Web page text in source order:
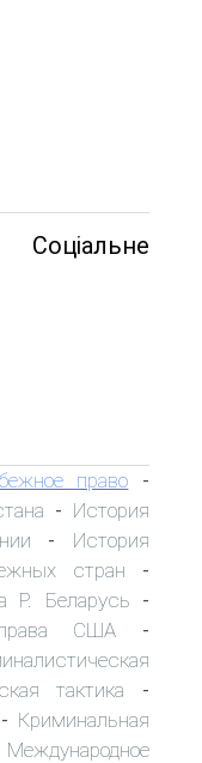
право -
- История
- История
стран -
Р. Беларусь -
США -
тактика -
- Криминальная
Международное